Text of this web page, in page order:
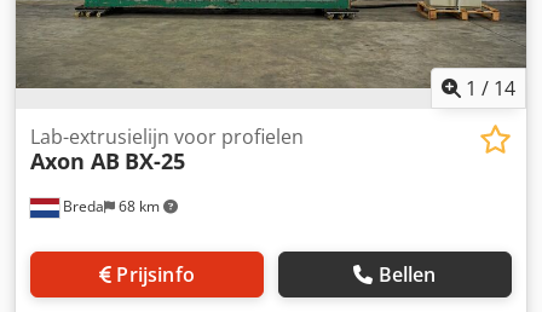
1 / 14
Breda 68 km
Lab-extrusielijn voor profielen
Axon AB BX-25
Prijsinfo Bellen